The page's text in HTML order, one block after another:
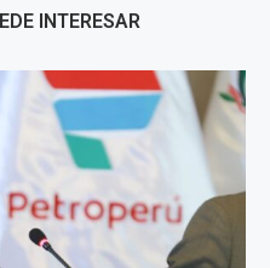
INTERESAR